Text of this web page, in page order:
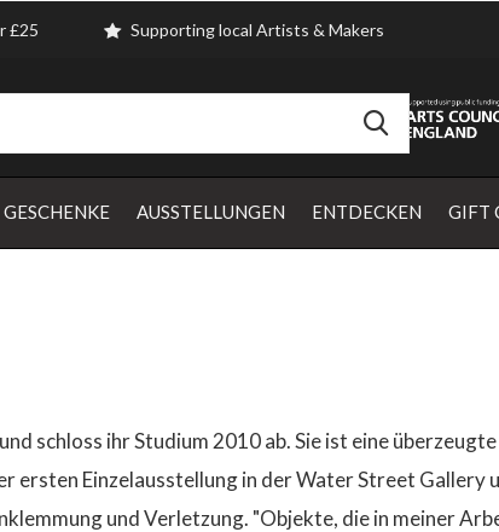
GESCHENKE AUSSTELLUNGEN ENTDECKEN GIFT
£25 Supporting local Artists & Makers
schloss ihr Studium 2010 ab. Sie ist eine
Einzelausstellung in der Water Street Gallery
und Verletzung. "Objekte, die in meiner